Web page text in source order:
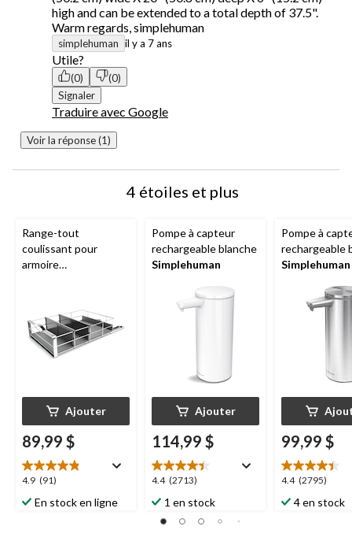
high and can be extended to a total depth of 37.5".
Warm regards, simplehuman
simplehuman il y a 7 ans
Utile?
(0)
(0)
Signaler
Traduire avec Google
Voir la réponse (1)
4 étoiles et plus
Range-tout
coulissant pour
armoire
Ajouter
89,99 $
4.9 (91)
4.9
étoile(s)
sur
En stock en ligne
Pompe à capteur
rechargeable blanche
Simplehuman
Ajouter
114,99 $
4.4 (2713)
4.4
étoile(s)
sur
5.
1 en stock
Pompe à
rechargeable
Simplehuman
99,99 $
4.4 (2795)
4.4
étoile(s)
sur
4 en stock